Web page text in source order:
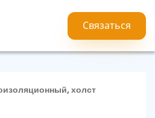
Связаться
холст